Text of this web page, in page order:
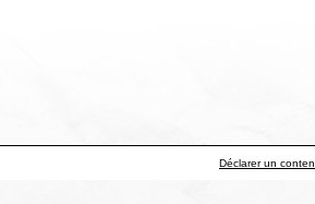
Déclarer un